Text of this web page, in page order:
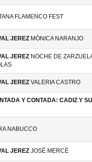
FLAMENCO FEST
JEREZ MÓNICA NARANJO
JEREZ NOCHE DE
JEREZ VALERIA CASTRO
Y CONTADA: CADIZ Y
NABUCCO
JEREZ JOSÉ MERCÉ